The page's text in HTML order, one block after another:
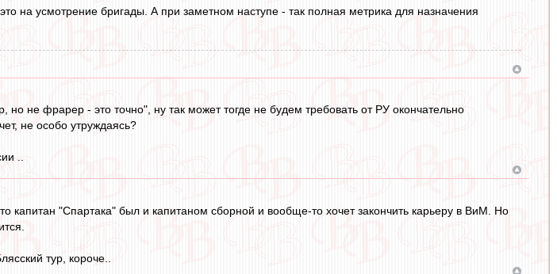
на усмотрение бригады. А при заметном наступе - так полная метрика для назначения
не фрарер - это точно", ну так может тогде не будем требовать от РУ окончательно
не особо утруждаясь?
..
капитан "Спартака" был и капитаном сборной и вообще-то хочет закончить карьеру в ВиМ. Но
тур, короче..